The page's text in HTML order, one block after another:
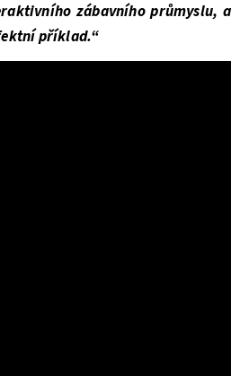
zábavního průmyslu, a
příklad.“